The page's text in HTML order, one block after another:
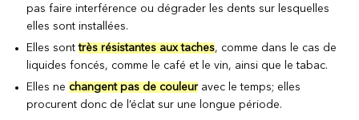
pas faire interférence ou dégrader les dents sur lesquelles
elles sont installées.
Elles sonttrès résistantes aux taches, comme dans le cas de
liquides foncés, comme le café et le vin, ainsi que le tabac.
Elles ne changent pas de couleuravec le temps; elles
procurent donc de l’éclat sur une longue période.